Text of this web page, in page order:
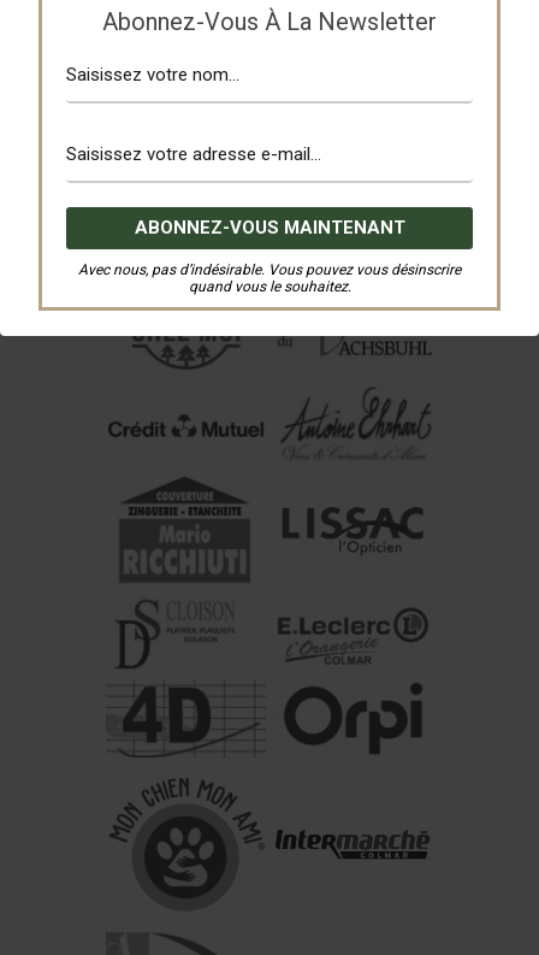
Abonnez-Vous À La Newsletter
Avec nous, pas d’indésirable. Vous pouvez vous désinscrire
quand vous le souhaitez.